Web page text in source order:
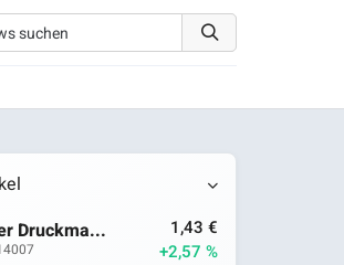
Druckma...
1,43 €
+2,57 %